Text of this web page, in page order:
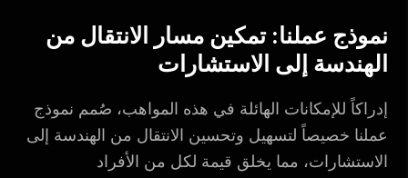
نموذج عملنا: تمكين مسار الانتقال من
الهندسة إلى الاستشارات
إدراكاً للإمكانات الهائلة في هذه المواهب، صُمم نموذج
عملنا خصيصاً لتسهيل وتحسين الانتقال من الهندسة إلى
الاستشارات، مما يخلق قيمة لكل من الأفراد